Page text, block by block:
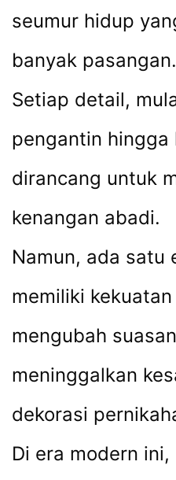
seumur hidup
banyak pasangan.
Setiap detail,
pengantin hingga
dirancang untuk
kenangan abadi.
Namun, ada satu
memiliki
mengubah
meninggalkan
dekorasi
Di era modern